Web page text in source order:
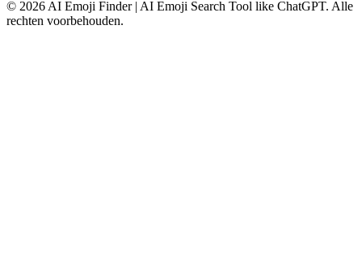
© 2026 AI Emoji Finder | AI Emoji Search Tool like ChatGPT. Alle
rechten voorbehouden.